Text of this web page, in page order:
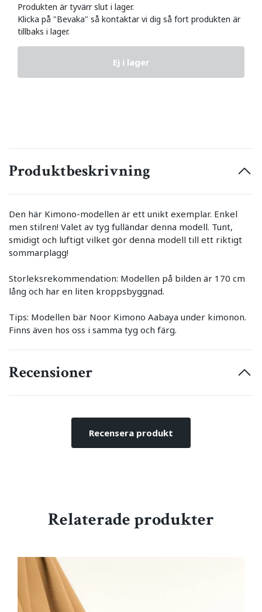
Produkten är tyvärr slut i lager.
Klicka på "Bevaka" så kontaktar vi dig så fort produkten är
tillbaks i lager.
Ej i lager
Produktbeskrivning
Den här Kimono-modellen är ett unikt exemplar. Enkel
men stilren! Valet av tyg fulländar denna modell. Tunt,
smidigt och luftigt vilket gör denna modell till ett riktigt
sommarplagg!
Storleksrekommendation: Modellen på bilden är 170 cm
lång och har en liten kroppsbyggnad.
Tips: Modellen bär Noor Kimono Aabaya under kimonon.
Finns även hos oss i samma tyg och färg.
Recensioner
Recensera produkt
Relaterade produkter